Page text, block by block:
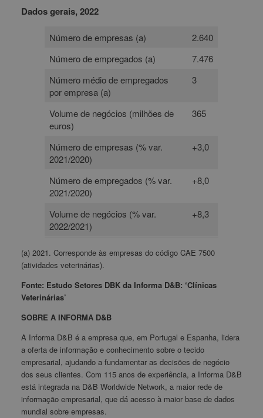
Dados gerais, 2022
Número de empresas (a)
2.640
Número de empregados (a)
7.476
Número médio de empregados
por empresa (a)
3
Volume de negócios (milhões de
euros)
365
Número de empresas (% var.
2021/2020)
+3,0
Número de empregados (% var.
2021/2020)
+8,0
Volume de negócios (% var.
2022/2021)
+8,3
(a) 2021. Corresponde às empresas do código CAE 7500
(atividades veterinárias).
Fonte: Estudo Setores DBK da Informa D&B: ‘Clínicas
Veterinárias’
SOBRE A INFORMA D&B
A Informa D&B é a empresa que, em Portugal e Espanha, lidera
a oferta de informação e conhecimento sobre o tecido
empresarial, ajudando a fundamentar as decisões de negócio
dos seus clientes. Com 115 anos de experiência, a Informa D&B
está integrada na D&B Worldwide Network, a maior rede de
informação empresarial, que dá acesso à maior base de dados
mundial sobre empresas.